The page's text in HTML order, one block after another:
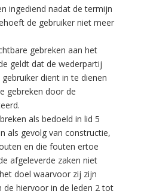
ingediend nadat de termijn
de gebruiker niet meer
gebreken aan het
geldt dat de wederpartij
dient in te dienen
gebreken door de
als bedoeld in lid 5
als gevolg van constructie,
en die fouten ertoe
afgeleverde zaken niet
doel waarvoor zij zijn
de hiervoor in de leden 2 tot